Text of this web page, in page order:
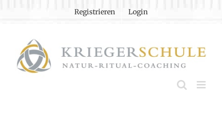
springen
Registrieren Login